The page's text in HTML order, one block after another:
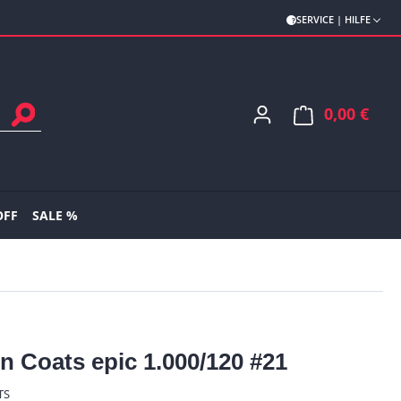
SERVICE | HILFE
0,00 €
SALE %
Coats epic 1.000/120 #21